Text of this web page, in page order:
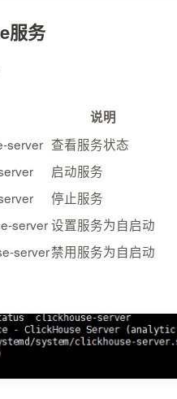
服务
说明
server 查看服务状态
启动服务
停止服务
server设置服务为自启动
server禁用服务为自启动